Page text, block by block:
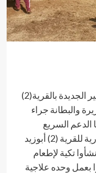
إستقبل أهالي وشباب قرى المناصير الجديدة بالقرية(2)
والبطانة جراء
الدعم السريع
المتمردة ، وقال رئيس اللجنة الادارية للقرية (2) أبوزيد
تكية لإطعام
بعمل وحده علاجية